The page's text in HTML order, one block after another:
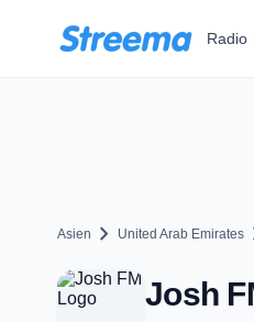
Radio
Asien chevron_right United Arab Emirates
Josh